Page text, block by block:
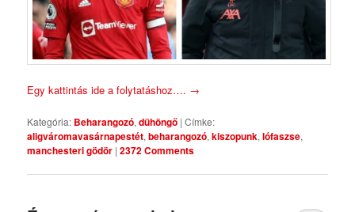
Egy kattintás ide a folytatáshoz…. →
Kategória: Beharangozó,dühöngő |Címke:
aligváromavasárnapestét,beharangozó,kiszopunk,lófaszse,
manchesteri gödör |2372 Comments